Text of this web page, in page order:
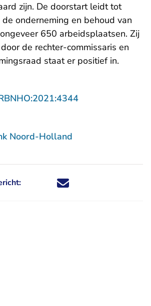
zijn. De doorstart leidt tot
onderneming en behoud van
650 arbeidsplaatsen. Zij
de rechter-commissaris en
staat er positief in.
- U verlaat
Noord-Holland
Deel dit nieuwsbericht via X -
Deel dit nieuwsbericht via
Deel dit nieuwsbericht
Deel dit